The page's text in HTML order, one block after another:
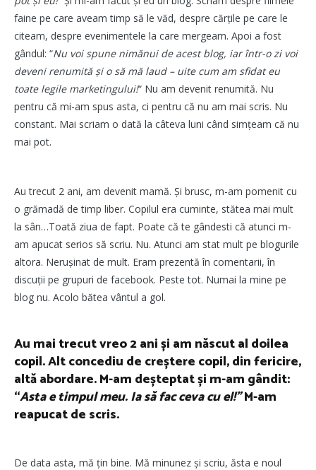
faine pe care aveam timp să le văd, despre cărțile pe care le
citeam, despre evenimentele la care mergeam. Apoi a fost
gândul: “Nu voi spune nimănui de acest blog, iar într-o zi voi
deveni renumită și o să mă laud – uite cum am sfidat eu
toate legile marketingului!“ Nu am devenit renumită. Nu
pentru că mi-am spus asta, ci pentru că nu am mai scris. Nu
constant. Mai scriam o dată la câteva luni când simțeam că nu
mai pot.
Au trecut 2 ani, am devenit mamă. Și brusc, m-am pomenit cu
o grămadă de timp liber. Copilul era cuminte, stătea mai mult
la sân…Toată ziua de fapt. Poate că te gândesti că atunci m-
am apucat serios să scriu. Nu. Atunci am stat mult pe blogurile
altora. Nerușinat de mult. Eram prezentă în comentarii, în
discuții pe grupuri de facebook. Peste tot. Numai la mine pe
blog nu. Acolo bătea vântul a gol.
Au mai trecut vreo 2 ani și am născut al doilea
copil. Alt concediu de creștere copil, din fericire,
altă abordare. M-am deșteptat și m-am gândit:
“Asta e timpul meu. Ia să fac ceva cu el!”M-am
reapucat de scris.
De data asta, mă țin bine. Mă minunez și scriu, ăsta e noul